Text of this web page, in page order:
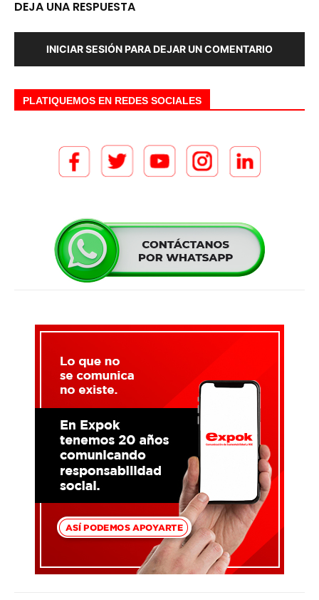
DEJA UNA RESPUESTA
INICIAR SESIÓN PARA DEJAR UN COMENTARIO
PLATIQUEMOS EN REDES SOCIALES